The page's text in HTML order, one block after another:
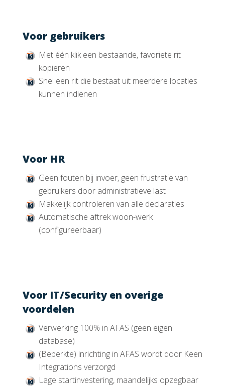
Voor gebruikers
Met één klik een bestaande, favoriete rit
kopiëren
Snel een rit die bestaat uit meerdere locaties
kunnen indienen
Voor HR
Geen fouten bij invoer, geen frustratie van
gebruikers door administratieve last
Makkelijk controleren van alle declaraties
Automatische aftrek woon-werk
(configureerbaar)
Voor IT/Security en overige
voordelen
Verwerking 100% in AFAS (geen eigen
database)
(Beperkte) inrichting in AFAS wordt door Keen
Integrations verzorgd
Lage startinvestering, maandelijks opzegbaar